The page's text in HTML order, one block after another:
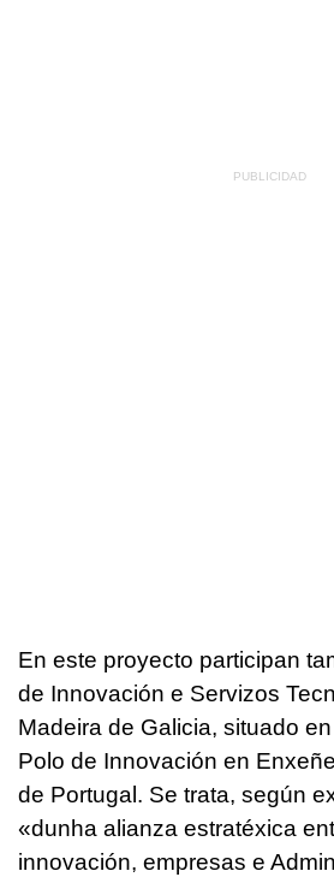
En este proyecto participan
de Innovación e Servizos
Madeira de Galicia, situado
Polo de Innovación en
de Portugal. Se trata, según
«dunha alianza estratéxica
innovación, empresas e